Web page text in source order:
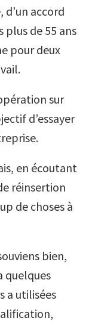
accord
de 55 ans
pour deux
sur
d’essayer
en écoutant
réinsertion
de choses à
bien,
quelques
a utilisées